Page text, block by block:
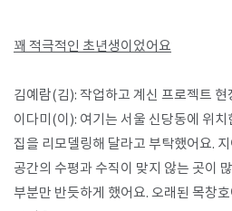
꽤 적극적인 초년생이었어요
김예람(김): 작업하고 계신 프로젝트
이다미(이): 여기는 서울 신당동에 위치
집을 리모델링해 달라고 부탁했어요.
공간의 수평과 수직이 맞지 않는 곳이
부분만 반듯하게 했어요. 오래된 목창